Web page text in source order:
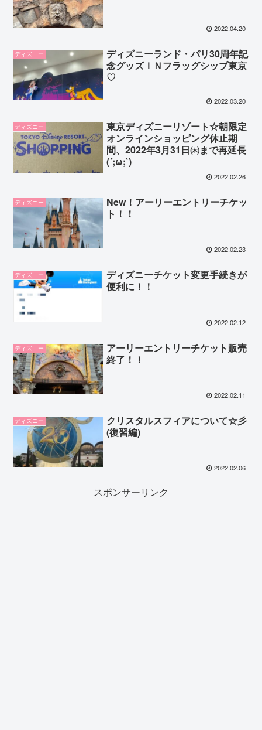
2022.04.20
ディズニー
ディズニーランド・パリ30周年記
念グッズＩＮフラッグシップ東京
♡
2022.03.20
ディズニー
東京ディズニーリゾート☆朝限定
オンラインショッピング休止期
間、2022年3月31日㈭まで再延長
(´;ω;`)
2022.02.26
ディズニー
New！アーリーエントリーチケッ
ト！！
2022.02.23
ディズニー
ディズニーチケット変更手続きが
便利に！！
2022.02.12
ディズニー
アーリーエントリーチケット販売
終了！！
2022.02.11
ディズニー
クリスタルスフィアについて☆彡
(復習編)
2022.02.06
スポンサーリンク